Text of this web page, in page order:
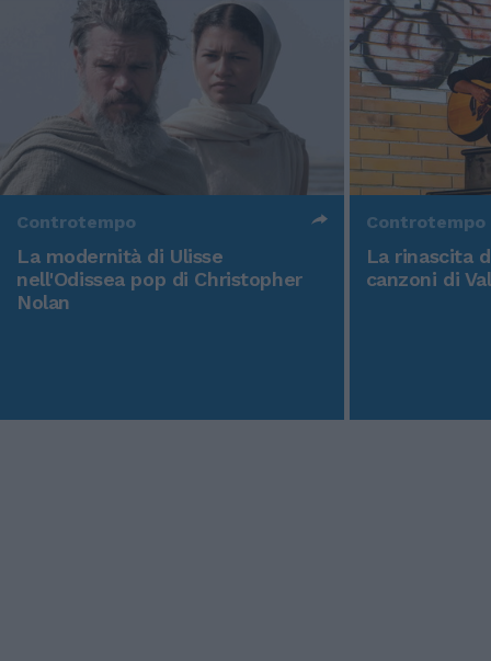
Controtempo
La modernità di Ulisse
nell'Odissea pop di Christopher
Nolan
Controtempo
La rinascita
canzoni di